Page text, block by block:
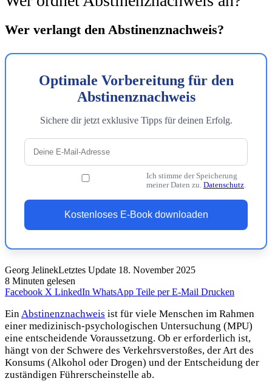
Wer verlangt den Abstinenznachweis?
Optimale Vorbereitung für den
Abstinenznachweis
Sichere dir jetzt exklusive Tipps für deinen Erfolg.
Ich stimme der Speicherung
meiner Daten zu. Datenschutz.
Kostenloses E-Book downloaden
Georg JelinekLetztes Update 18. November 2025
8 Minuten gelesen
Facebook X LinkedIn WhatsApp Teile per E-Mail Drucken
Ein Abstinenznachweis ist für viele Menschen im Rahmen
einer medizinisch-psychologischen Untersuchung (MPU)
eine entscheidende Voraussetzung. Ob er erforderlich ist,
hängt von der Schwere des Verkehrsverstoßes, der Art des
Konsums (Alkohol oder Drogen) und der Entscheidung der
zuständigen Führerscheinstelle ab.